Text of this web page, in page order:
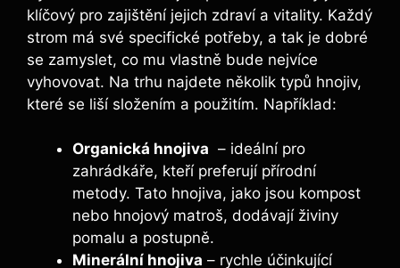
klíčový pro zajištění jejich zdraví ⁢a vitality. Každý
strom⁣ má své specifické potřeby, a tak je dobré
se zamyslet, co mu vlastně bude nejvíce
vyhovovat. Na ​trhu najdete několik typů hnojiv,
které se liší složením a použitím. Například:
Organická hnojiva ​ – ideální pro
zahrádkáře, kteří preferují přírodní‌
metody. Tato hnojiva, jako jsou kompost
nebo ‌hnojový matroš, dodávají ⁤živiny
‍pomalu a postupně.
Minerální hnojiva – rychle účinkující‍